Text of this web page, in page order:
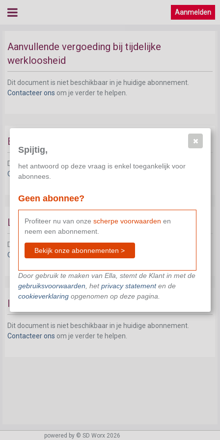
Aanmelden
Aanvullende vergoeding bij tijdelijke
werkloosheid
Dit document is niet beschikbaar in je huidige abonnement.
Contacteer ons om je verder te helpen.
Extralegaal pensioen
Dit document is niet beschikbaar in je huidige abonnement.
Contacteer ons
Loonevolutie
Dit document is niet beschikbaar in je huidige abonnement.
Contacteer ons om je verder te helpen.
Inschaling en verloning
Dit document is niet beschikbaar in je huidige abonnement.
Contacteer ons om je verder te helpen.
powered by © SD Worx 2026
Spijtig,
het antwoord op deze vraag is enkel toegankelijk voor
abonnees.
Geen abonnee?
Profiteer nu van onze scherpe voorwaarden en
neem een abonnement.
Bekijk onze abonnementen >
Door gebruik te maken van Ella, stemt de Klant in met de
gebruiksvoorwaarden , hetprivacy statementen de
cookieverklaringopgenomen op deze pagina.